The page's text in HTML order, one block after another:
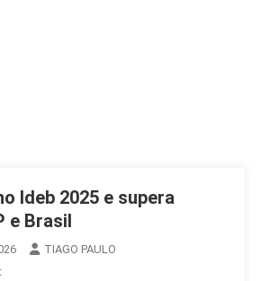
Ideb 2025 e supera
e Brasil
TIAGO PAULO
On